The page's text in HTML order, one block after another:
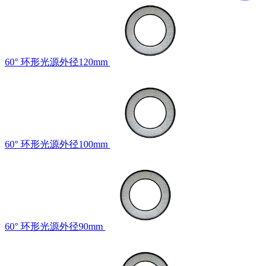
60° 环形光源外径120mm
60° 环形光源外径100mm
60° 环形光源外径90mm